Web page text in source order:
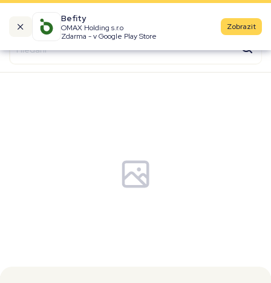
Befity
OMAX Holding s.r.o
Zdarma - v Google Play Store
Zobrazit
Kalorické tabulky